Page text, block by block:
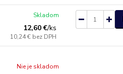
12,60 €/ks
10,24 € bez DPH
Skladom
Nie je skladom